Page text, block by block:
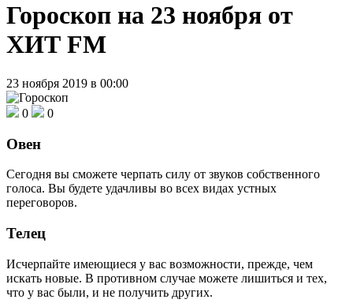
Гороскоп на 23 ноября от
ХИТ FM
23 ноября 2019 в 00:00
0 0
Овен
Сегодня вы сможете черпать силу от звуков собственного
голоса. Вы будете удачливы во всех видах устных
переговоров.
Телец
Исчерпайте имеющиеся у вас возможности, прежде, чем
искать новые. В противном случае можете лишиться и тех,
что у вас были, и не получить других.